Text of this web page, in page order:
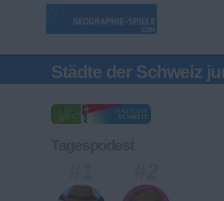
Städte der Schweiz